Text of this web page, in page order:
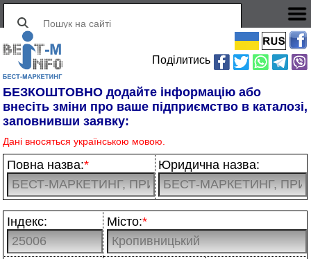
Поділитись
БЕЗКОШТОВНО додайте інформацію або
внесіть зміни про ваше підприємство в каталозі,
заповнивши заявку:
Дані вносяться українською мовою.
Повна назва:* Юридична назва:
Індекс: Місто:*